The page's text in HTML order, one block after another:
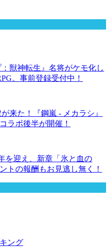
獣神転生』名将がケモ化し
。事前登録受付中！
来た！『鋼嵐 - メカラシ』
ラボ後半が開催！
を迎え、新章「氷と血の
トの報酬もお見逃し無く！
ング